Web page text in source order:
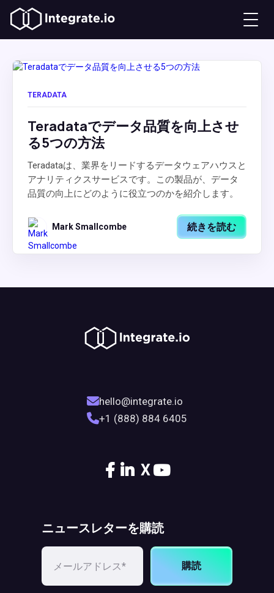
TERADATA
Teradataでデータ品質を向上させ
る5つの方法
Teradataは、業界をリードするデータウェアハウスと
アナリティクスサービスです。この製品が、データ
品質の向上にどのように役立つのかを紹介します。
Mark Smallcombe 続きを読む
hello@integrate.io
+1 (888) 884 6405
X
ニュースレターを購読
購読